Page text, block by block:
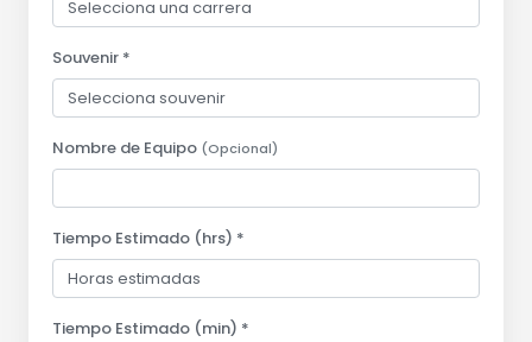
Souvenir *
Nombre de Equipo (Opcional)
Tiempo Estimado (hrs) *
Tiempo Estimado (min) *